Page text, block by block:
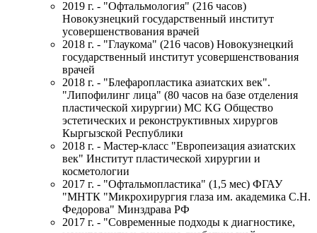
2019 г. - "Офтальмология" (216 часов)
Новокузнецкий государственный институт
усовершенствования врачей
2018 г. - "Глаукома" (216 часов) Новокузнецкий
государственный институт усовершенствования
врачей
2018 г. - "Блефаропластика азиатских век".
"Липофилинг лица" (80 часов на базе отделения
пластической хирургии) MC KG Общество
эстетических и реконструктивных хирургов
Кыргызской Республики
2018 г. - Мастер-класс "Европеизация азиатских
век" Институт пластической хирургии и
косметологии
2017 г. - "Офтальмопластика" (1,5 мес) ФГАУ
"МНТК "Микрохирургия глаза им. академика С.Н.
Федорова" Минздрава РФ
2017 г. - "Современные подходы к диагностике,